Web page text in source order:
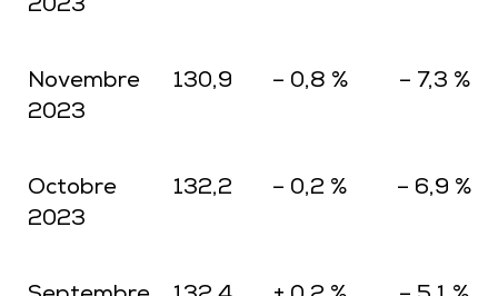
2023
Novembre
2023
130,9 – 0,8 % – 7,3 %
Octobre
2023
132,2 – 0,2 % – 6,9 %